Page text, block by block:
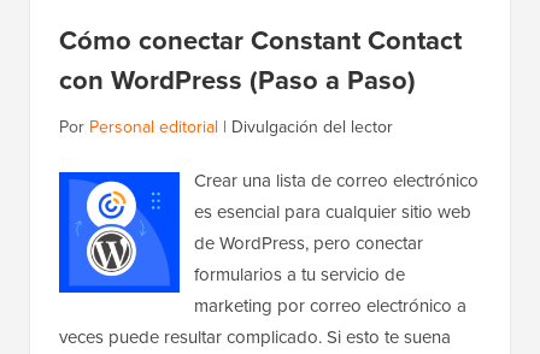
Cómo conectar Constant Contact
con WordPress (Paso a Paso)
Por Personal editorial | Divulgación del lector
Crear una lista de correo electrónico
es esencial para cualquier sitio web
de WordPress, pero conectar
formularios a tu servicio de
marketing por correo electrónico a
veces puede resultar complicado. Si esto te suena